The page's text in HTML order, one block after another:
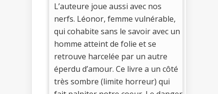
L’auteure joue aussi avec nos
nerfs. Léonor, femme vulnérable,
qui cohabite sans le savoir avec un
homme atteint de folie et se
retrouve harcelée par un autre
éperdu d’amour. Ce livre a un côté
très sombre (limite horreur) qui